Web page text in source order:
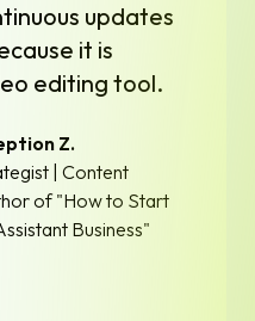
updates
it is
editing tool.
Z.
| Content
of "How to Start
Business"